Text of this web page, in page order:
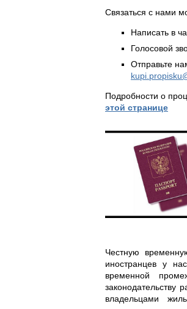
Связаться с нами
Написать в
Голосовой
Отправьте
Подробности о
этой странице
Честную
иностранцев у
временной
владельцами